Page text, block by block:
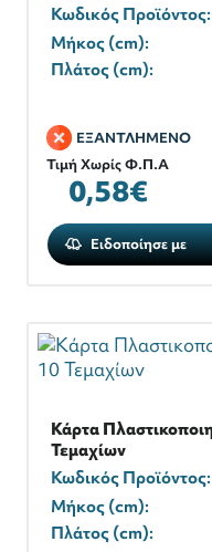
Κωδικός Προϊόντος:
Μήκος (cm):
Πλάτος (cm):
ΕΞΑΝΤΛΗΜΕΝΟ
Τιμή Χωρίς Φ.Π.Α
0,58€
Ειδοποίησε με
Κάρτα
Τεμαχίων
Κωδικός Προϊόντος:
Μήκος (cm):
Πλάτος (cm):